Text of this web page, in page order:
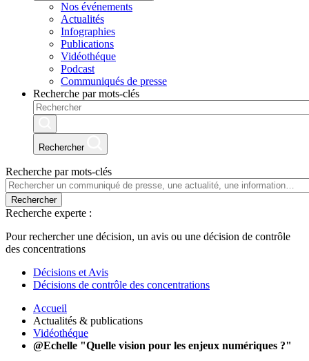
Nos événements
Actualités
Infographies
Publications
Vidéothéque
Podcast
Communiqués de presse
Recherche par mots-clés
Rechercher
Recherche par mots-clés
Rechercher
Recherche experte :
Pour rechercher une décision, un avis ou une décision de contrôle
des concentrations
Décisions et Avis
Décisions de contrôle des concentrations
Accueil
Actualités & publications
Vidéothéque
@Echelle "Quelle vision pour les enjeux numériques ?"